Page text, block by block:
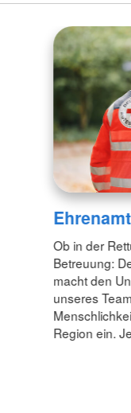
Ob in der
Betreuung:
macht den
unseres
Region ein.